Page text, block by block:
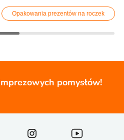
Opakowania prezentów na roczek
pomysłów!